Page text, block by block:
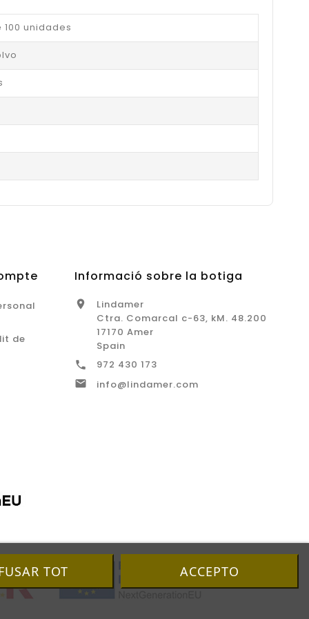
unidades
de
Informació sobre la botiga

Lindamer
Ctra. Comarcal c-63, kM. 48.200
17170 Amer
Spain
 972 430 173
 info@lindamer.com
TOT ACCEPTO